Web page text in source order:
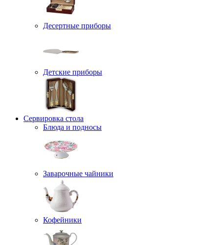
Десертные приборы
Детские приборы
Сервировка стола
Блюда и подносы
Заварочные чайники
Кофейники